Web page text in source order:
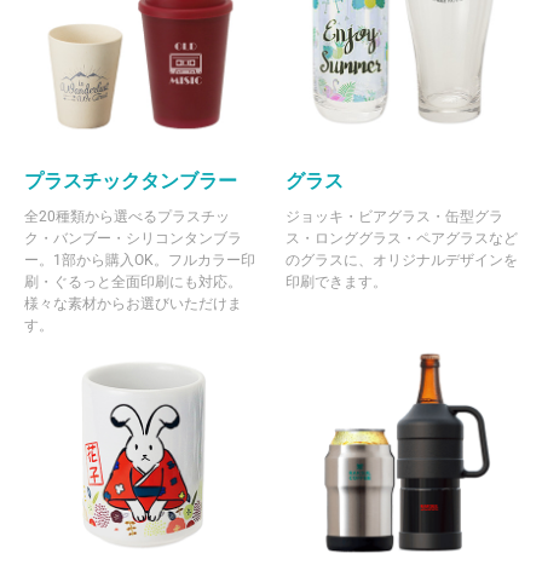
プラスチックタンブラー
全20種類から選べるプラスチッ
ク・バンブー・シリコンタンブラ
ー。1部から購入OK。フルカラー印
刷・ぐるっと全面印刷にも対応。
様々な素材からお選びいただけま
す。
グラス
ジョッキ・ビアグラス・缶型グラ
ス・ロンググラス・ペアグラスなど
のグラスに、オリジナルデザインを
印刷できます。